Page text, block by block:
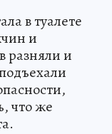
в туалете
и
разняли и
что же